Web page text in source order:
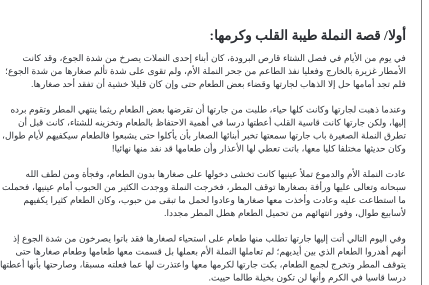
أولا/ قصة النملة طيبة القلب وكرمها:
في يوم من الأيام في فصل الشتاء قارص البرودة، كان أبناء إحدى النملات يصرخ من شدة الجوع، وقد كانت
الأمطار غزيرة بالخارج وفعليا نفذ الطاعم من جحر النملة الأم، ولم تقوى على شدة تألم صغارها من شدة الجوع؛
فلم تجد أمامها حل إلا الذهاب لجارتها وقضاء بعض الطعام حتى وإن كان قليلا خشية أن تفقد أحد صغارها.
وعندما ذهبت لجارتها وكانت كلها حياء، طلبت من جارتها أن تقرضها بعض الطعام ريثما ينتهي المطر وتقوم برده
إليها، ولكن جارتها كانت قاسية القلب أعطتها درسا في أهمية الاحتفاظ بالطعام وتخزينه للشتاء، كانت قبل أن
تطرق النملة الصغيرة باب جارتها سمعتها تخبر أبنائها الصغار بأن يأكلوا حتى يشبعوا فالطعام سيكفيهم لأيام طوال،
وكان حديثها مختلفا كليا معها، باتت تعطي لها الأعذار وأن طعامها قد نفد منها نهائيا!
عادت النملة الأم والدموع تملأ عينيها كانت تخشى دخولها على صغارها بدون الطعام، وفجأة ومن لطف الله
سبحانه وتعالى عليها ورأفة بصغارها توقف المطر، فخرجت النملة ووجدت الكثير من الحبوب أمام عينيها، فحملت
ما استطاعت عليه وعادت وأخذت معها صغارها وعادوا لحمل ما تبقى من حبوب، وكان الطعام كثيرا يكفيهم
لأسابيع طوال، وفور انتهائهم من تحميل الطعام هطل المطر مجددا.
وفي اليوم التالي أتت إليها جارتها تطلب منها طعام على استحياء لصغارها فقد باتوا يصرخون من شدة الجوع إذ
أنهم أهدروا الطعام الذي بين أيديهم؛ لم تعاملها النملة الأم بعملها بل قسمت معها طعامها وطعام صغارها حتى
يتوقف المطر وتخرج لجمع الطعام، بكت جارتها لكرمها معها واعتذرت لها عما فعلته مسبقا، وصارحتها بأنها أعطتها
درسا قاسيا في الكرم وأنها لن تكون بخيلة طالما حييت.